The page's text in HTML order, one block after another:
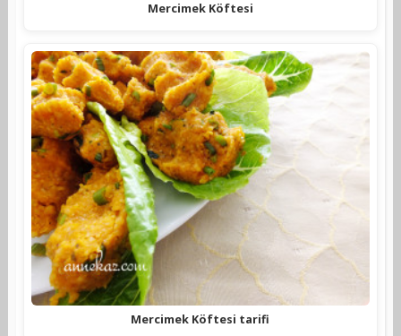
Mercimek Köftesi
Mercimek Köftesi tarifi